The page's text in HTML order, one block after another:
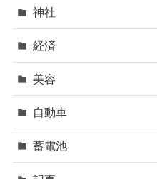
神社
経済
美容
自動車
蓄電池